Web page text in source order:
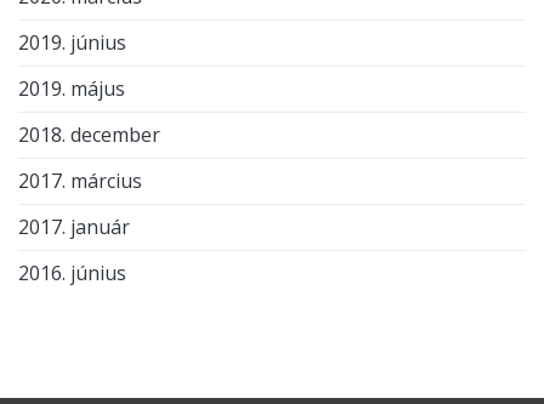
2019. június
2019. május
2018. december
2017. március
2017. január
2016. június